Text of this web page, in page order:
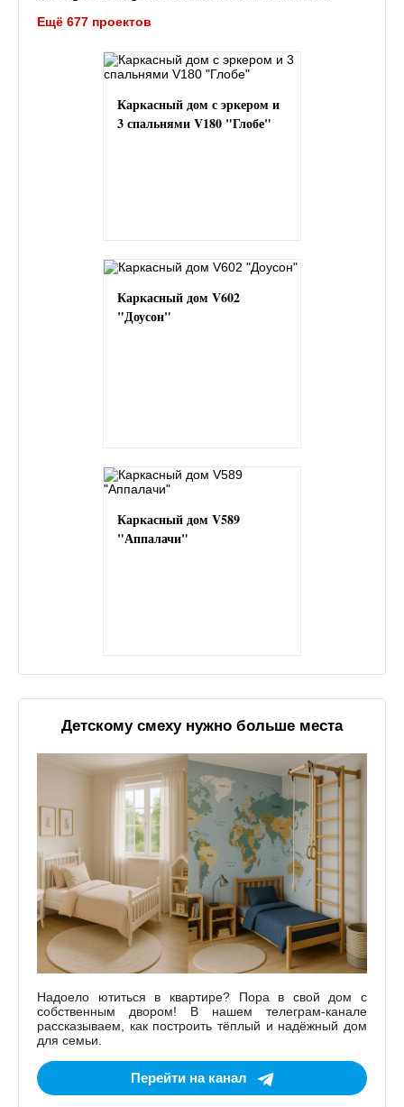
Ещё 677 проектов
Каркасный дом с эркером и
3 спальнями V180 "Глобе"
Каркасный дом V602
"Доусон"
Каркасный дом V589
"Аппалачи"
Детскому смеху нужно больше места
Надоело ютиться в квартире? Пора в свой дом с
собственным двором! В нашем телеграм-канале
рассказываем, как построить тёплый и надёжный дом
для семьи.
Перейти на канал